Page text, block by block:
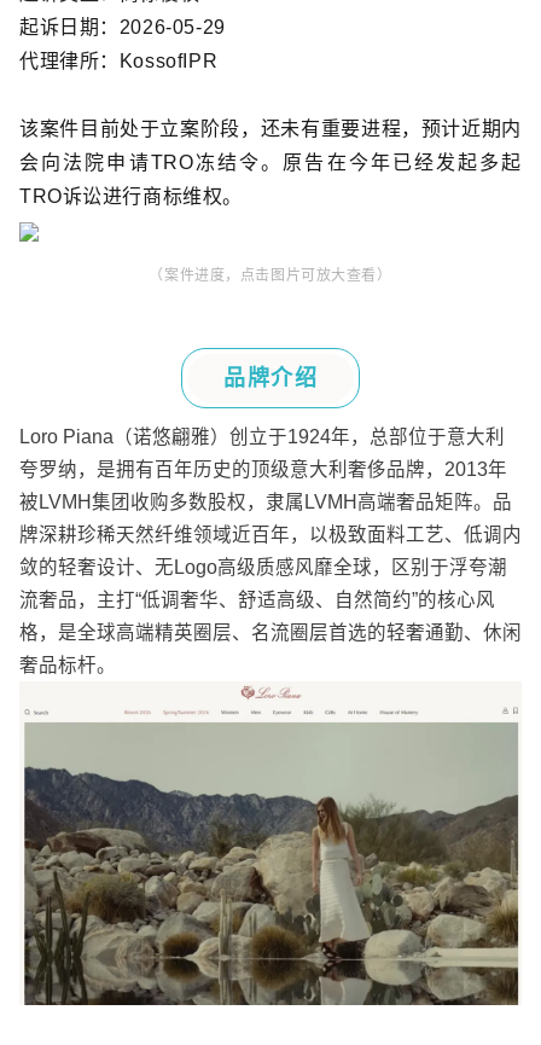
起诉日期： 2026-05-29
代理律所：
KossofIPR
该案件目前处于立案阶段，还未有重要进程，预计近期内
会向法院申请TRO冻结令。原告在今年已经发起多起
TRO诉讼进行商标维权。
（案件进度，点击图片可放大查看 ）
品牌介绍
Loro Piana （诺悠翩雅）创立于1924年，总部位于意大利
夸罗纳，是拥有百年历史的顶级意大利奢侈品牌， 2013年
被 LVMH集团收购多数股权，隶属 LVMH 高端奢品矩阵。品
牌深耕珍稀天然纤维领域近百年，以极致面料工艺、低调内
敛的轻奢设计、无 Logo高级质感风靡全球，区别于浮夸潮
流奢品，主打“低调奢华、舒适高级、自然简约”的核心风
格，是全球高端精英圈层、名流圈层首选的轻奢通勤、休闲
奢品标杆。